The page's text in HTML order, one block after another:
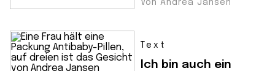
Von Andrea Jansen
Text
Ich bin auch ein